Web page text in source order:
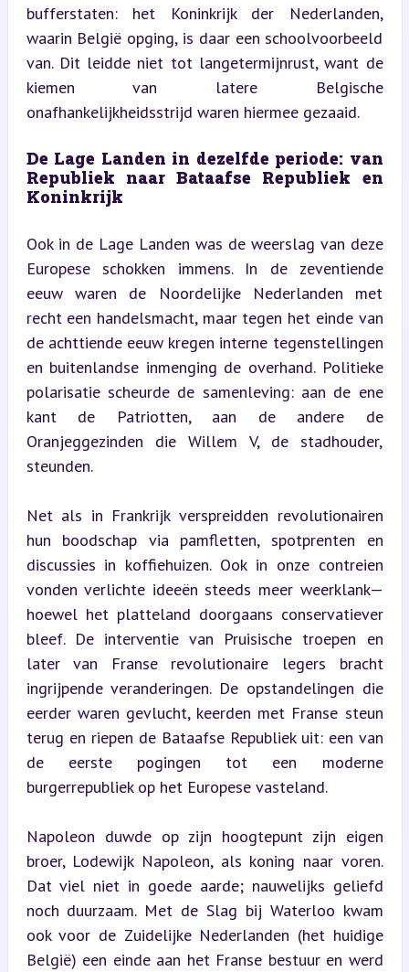
bufferstaten: het Koninkrijk der Nederlanden,
waarin België opging, is daar een schoolvoorbeeld
van. Dit leidde niet tot langetermijnrust, want de
kiemen van latere Belgische
onafhankelijkheidsstrijd waren hiermee gezaaid.
De Lage Landen in dezelfde periode: van
Republiek naar Bataafse Republiek en
Koninkrijk
Ook in de Lage Landen was de weerslag van deze
Europese schokken immens. In de zeventiende
eeuw waren de Noordelijke Nederlanden met
recht een handelsmacht, maar tegen het einde van
de achttiende eeuw kregen interne tegenstellingen
en buitenlandse inmenging de overhand. Politieke
polarisatie scheurde de samenleving: aan de ene
kant de Patriotten, aan de andere de
Oranjeggezinden die Willem V, de stadhouder,
steunden.
Net als in Frankrijk verspreidden revolutionairen
hun boodschap via pamfletten, spotprenten en
discussies in koffiehuizen. Ook in onze contreien
vonden verlichte ideeën steeds meer weerklank—
hoewel het platteland doorgaans conservatiever
bleef. De interventie van Pruisische troepen en
later van Franse revolutionaire legers bracht
ingrijpende veranderingen. De opstandelingen die
eerder waren gevlucht, keerden met Franse steun
terug en riepen de Bataafse Republiek uit: een van
de eerste pogingen tot een moderne
burgerrepubliek op het Europese vasteland.
Napoleon duwde op zijn hoogtepunt zijn eigen
broer, Lodewijk Napoleon, als koning naar voren.
Dat viel niet in goede aarde; nauwelijks geliefd
noch duurzaam. Met de Slag bij Waterloo kwam
ook voor de Zuidelijke Nederlanden (het huidige
België) een einde aan het Franse bestuur en werd